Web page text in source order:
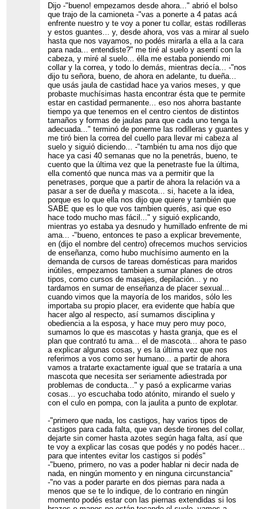
Dijo -"bueno! empezamos desde ahora..." abrió el bolso
que trajo de la camioneta -"vas a ponerte a 4 patas acá
enfrente nuestro y te voy a poner tu collar, estas rodilleras
y estos guantes... y, desde ahora, vos vas a mirar al suelo
hasta que nos vayamos, no podés mirarla a ella a la cara
para nada... entendiste?" me tiré al suelo y asentí con la
cabeza, y miré al suelo... élla me estaba poniendo mi
collar y la correa, y todo lo demás, mientras decía... -"nos
dijo tu señora, bueno, de ahora en adelante, tu dueña...
que usás jaula de castidad hace ya varios meses, y que
probaste muchísimas hasta encontrar ésta que te permite
estar en castidad permanente... eso nos ahorra bastante
tiempo ya que tenemos en el centro cientos de distintos
tamaños y formas de jaulas para que cada uno tenga la
adecuada..." terminó de ponerme las rodilleras y guantes y
me tiró bien la correa del cuello para llevar mi cabeza al
suelo y siguió diciendo... -"también tu ama nos dijo que
hace ya casi 40 semanas que no la penetrás, bueno, te
cuento que la última vez que la penetraste fue la última,
ella comentó que nunca mas va a permitir que la
penetrases, porque que a partir de ahora la relación va a
pasar a ser de dueña y mascota... si, hacete a la idea,
porque es lo que ella nos dijo que quiere y también que
SABE que es lo que vos tambien querés, asi que eso
hace todo mucho mas fácil..." y siguió explicando,
mientras yo estaba ya desnudo y humillado enfrente de mi
ama... -"bueno, entonces te paso a explicar brevemente,
en (dijo el nombre del centro) ofrecemos muchos servicios
de enseñanza, como hubo muchísimo aumento en la
demanda de cursos de tareas domésticas para maridos
inútiles, empezamos tambien a sumar planes de otros
tipos, como cursos de masajes, depilación... y no
tardamos en sumar de enseñanza de placer sexual...
cuando vimos que la mayoría de los maridos, sólo les
importaba su propio placer, era evidente que había que
hacer algo al respecto, así sumamos disciplina y
obediencia a la esposa, y hace muy pero muy poco,
sumamos lo que es mascotas y hasta granja, que es el
plan que contrató tu ama... el de mascota... ahora te paso
a explicar algunas cosas, y es la última vez que nos
referimos a vos como ser humano... a partir de ahora
vamos a tratarte exactamente igual que se trataría a una
mascota que necesita ser seriamente adiestrada por
problemas de conducta..." y pasó a explicarme varias
cosas... yo escuchaba todo atónito, mirando el suelo y
con el culo en pompa, con la jaulita a punto de explotar.
-"primero que nada, los castigos, hay varios tipos de
castigos para cada falta, que van desde tirones del collar,
dejarte sin comer hasta azotes según haga falta, así que
te voy a explicar las cosas que podés y no podés hacer...
para que intentes evitar los castigos si podés"
-"bueno, primero, no vas a poder hablar ni decir nada de
nada, en ningún momento y en ninguna circunstancia"
-"no vas a poder pararte en dos piernas para nada a
menos que se te lo indique, de lo contrario en ningún
momento podés estar con las piernas extendidas si los